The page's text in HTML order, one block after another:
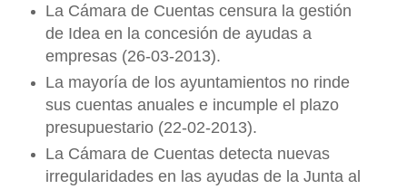
La Cámara de Cuentas censura la gestión
de Idea en la concesión de ayudas a
empresas (26-03-2013).
La mayoría de los ayuntamientos no rinde
sus cuentas anuales e incumple el plazo
presupuestario (22-02-2013).
La Cámara de Cuentas detecta nuevas
irregularidades en las ayudas de la Junta al